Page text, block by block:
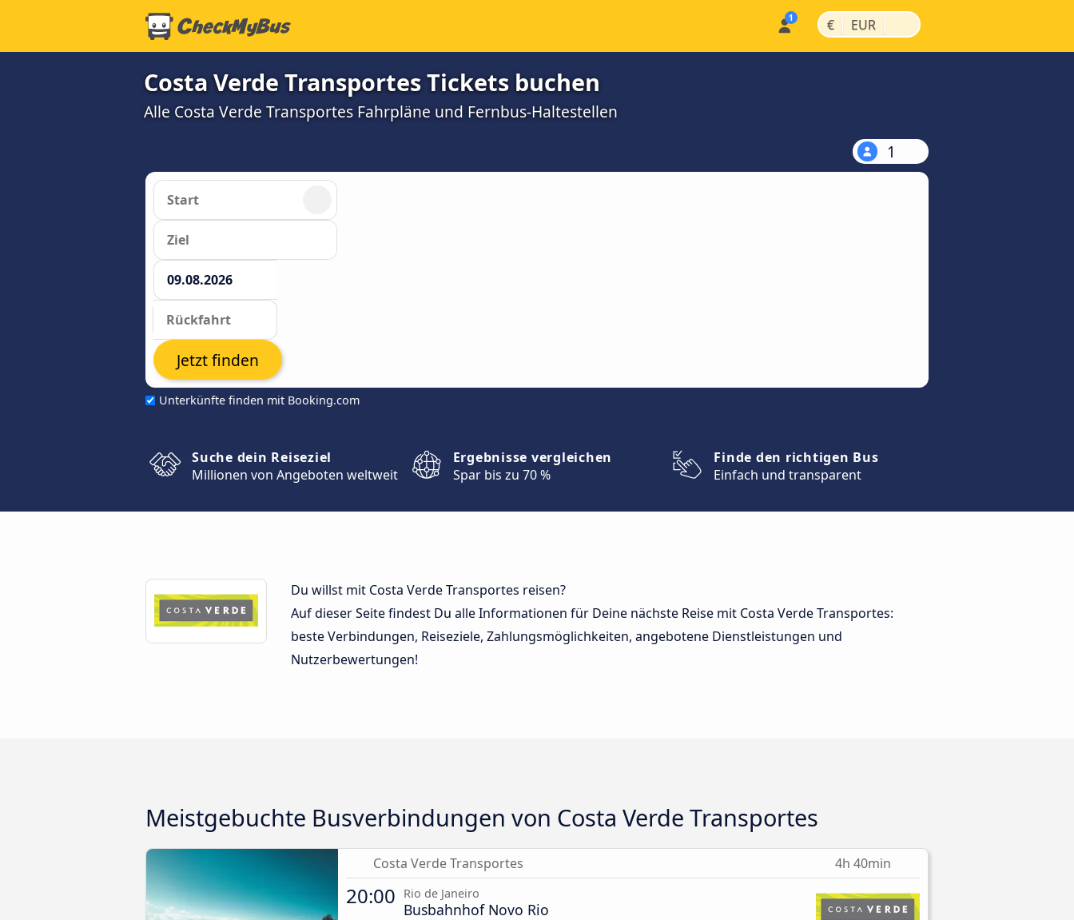
€ | EUR |
Costa Verde Transportes Tickets buchen
Alle Costa Verde Transportes Fahrpläne und Fernbus-Haltestellen
1
Unterkünfte finden mit Booking.com
Jetzt finden
Suche dein Reiseziel
Millionen von Angeboten weltweit
Ergebnisse vergleichen
Spar bis zu 70 %
Finde den richtigen Bus
Einfach und transparent
Du willst mit Costa Verde Transportes reisen?
Auf dieser Seite findest Du alle Informationen für Deine nächste Reise mit Costa Verde Transportes:
beste Verbindungen, Reiseziele, Zahlungsmöglichkeiten, angebotene Dienstleistungen und
Nutzerbewertungen!
Meistgebuchte Busverbindungen von Costa Verde Transportes
Costa Verde Transportes 4h 40min
20:00 Rio de Janeiro
Busbahnhof Novo Rio